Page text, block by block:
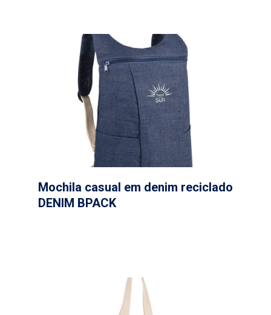
Mochila casual em denim reciclado
DENIM BPACK